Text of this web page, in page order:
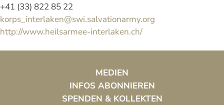
+41 (33) 822 85 22
korps_interlaken@swi.salvationarmy.org
http://www.heilsarmee-interlaken.ch/
MEDIEN
INFOS ABONNIEREN
SPENDEN & KOLLEKTEN